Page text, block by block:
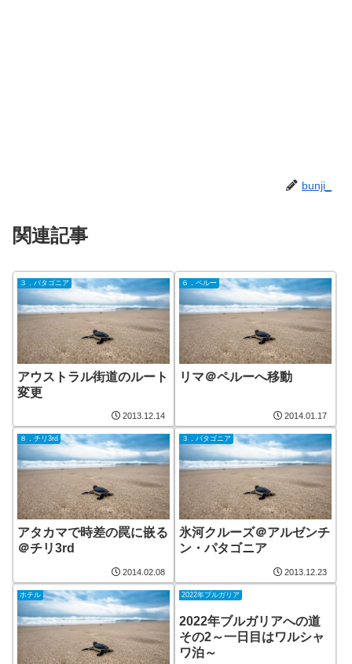
bunji_
関連記事
３．パタゴニア
アウストラル街道のルート
変更
2013.12.14
６．ペルー
リマ＠ペルーへ移動
2014.01.17
８．チリ3rd
アタカマで時差の罠に嵌る
＠チリ3rd
2014.02.08
３．パタゴニア
氷河クルーズ＠アルゼンチ
ン・パタゴニア
2013.12.23
ホテル 2022年ブルガリア
2022年ブルガリアへの道
その2～一日目はワルシャ
ワ泊～